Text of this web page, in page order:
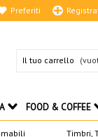
Preferiti
Il tuo carrello
Timbri,
FOOD & COFFEE